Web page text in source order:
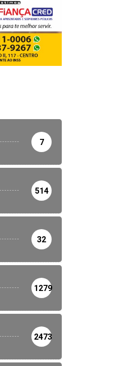
7
514
32
1279
2473